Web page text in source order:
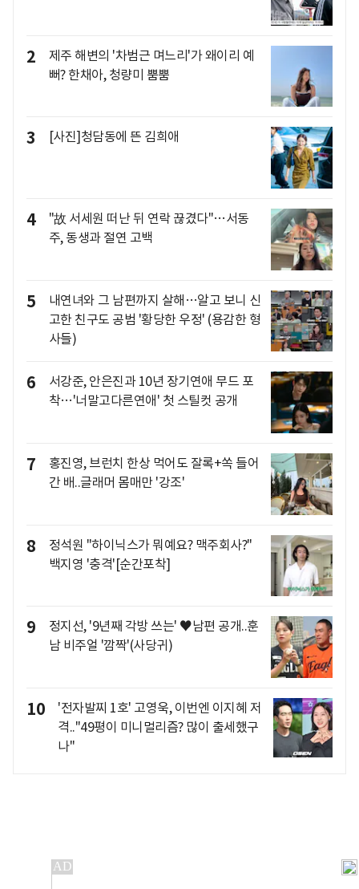
2
제주 해변의 '차범근 며느리'가 왜이리 예
뻐? 한채아, 청량미 뿜뿜
3 [사진]청담동에 뜬 김희애
4
"故 서세원 떠난 뒤 연락 끊겼다"…서동
주, 동생과 절연 고백
5
내연녀와 그 남편까지 살해…알고 보니 신
고한 친구도 공범 '황당한 우정' (용감한 형
사들)
6
서강준, 안은진과 10년 장기연애 무드 포
착…'너말고다른연애' 첫 스틸컷 공개
7
홍진영, 브런치 한상 먹어도 잘록+쏙 들어
간 배..글래머 몸매만 '강조'
8
정석원 "하이닉스가 뭐예요? 맥주회사?"
백지영 '충격'[순간포착]
9
정지선, '9년째 각방 쓰는' ♥남편 공개..훈
남 비주얼 '깜짝'(사당귀)
10
'전자발찌 1호' 고영욱, 이번엔 이지혜 저
격.."49평이 미니멀리즘? 많이 출세했구
나"